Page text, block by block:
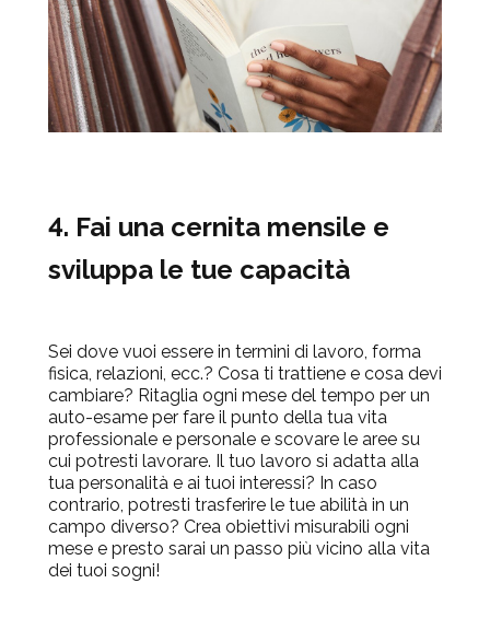
4. Fai una cernita mensile e
sviluppa le tue capacità
Sei dove vuoi essere in termini di lavoro, forma
fisica, relazioni, ecc.? Cosa ti trattiene e cosa devi
cambiare? Ritaglia ogni mese del tempo per un
auto-esame per fare il punto della tua vita
professionale e personale e scovare le aree su
cui potresti lavorare. Il tuo lavoro si adatta alla
tua personalità e ai tuoi interessi? In caso
contrario, potresti trasferire le tue abilità in un
campo diverso? Crea obiettivi misurabili ogni
mese e presto sarai un passo più vicino alla vita
dei tuoi sogni!